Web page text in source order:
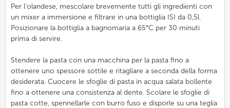
Per l'olandese, mescolare brevemente tutti gli ingredienti con
un mixer a immersione e filtrare in una bottiglia ISI da 0,5l.
Posizionare la bottiglia a bagnomaria a 65°C per 30 minuti
prima di servire.
Stendere la pasta con una macchina per la pasta fino a
ottenere uno spessore sottile e ritagliare a seconda della forma
desiderata. Cuocere le sfoglie di pasta in acqua salata bollente
fino a ottenere una consistenza al dente. Scolare le sfoglie di
pasta cotte, spennellarle con burro fuso e disporle su una teglia